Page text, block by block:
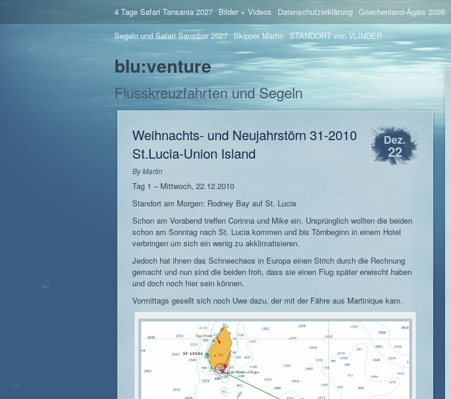
4 Tage Safari Tansania 2027 Bilder + Videos Datenschutzerklärung Griechenland-Ägäis 2026
Segeln und Safari Sansibar 2027 Skipper Martin STANDORT von VLINDER
blu:venture
Flusskreuzfahrten und Segeln
Weihnachts- und Neujahrstörn 31-2010
St.Lucia-Union Island
ByMartin
Dez.
22
Tag 1 – Mittwoch, 22.12.2010
Standort am Morgen: Rodney Bay auf St. Lucia
Schon am Vorabend treffen Corinna und Mike ein. Ursprünglich wollten die beiden
schon am Sonntag nach St. Lucia kommen und bis Törnbeginn in einem Hotel
verbringen um sich ein wenig zu akklimatisieren.
Jedoch hat ihnen das Schneechaos in Europa einen Strich durch die Rechnung
gemacht und nun sind die beiden froh, dass sie einen Flug später erwischt haben
und doch noch hier sein können.
Vormittags gesellt sich noch Uwe dazu, der mit der Fähre aus Martinique kam.